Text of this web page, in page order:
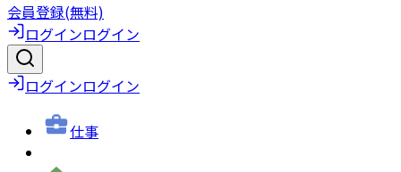
会員登録(無料)
ログインログイン
ログインログイン
仕事